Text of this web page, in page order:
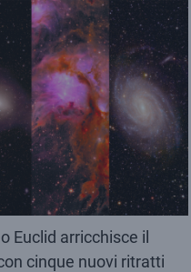
Euclid arricchisce il
cinque nuovi ritratti